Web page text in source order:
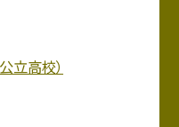
立高校）